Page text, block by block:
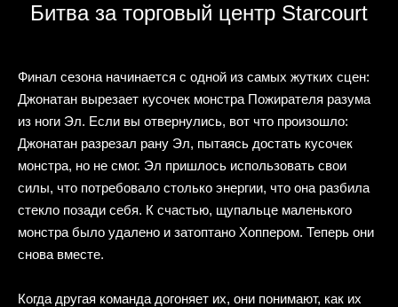
Битва за торговый центр Starcourt
Финал сезона начинается с одной из самых жутких сцен:
Джонатан вырезает кусочек монстра Пожирателя разума
из ноги Эл. Если вы отвернулись, вот что произошло:
Джонатан разрезал рану Эл, пытаясь достать кусочек
монстра, но не смог. Эл пришлось использовать свои
силы, что потребовало столько энергии, что она разбила
стекло позади себя. К счастью, щупальце маленького
монстра было удалено и затоптано Хоппером. Теперь они
снова вместе.
Когда другая команда догоняет их, они понимают, как их